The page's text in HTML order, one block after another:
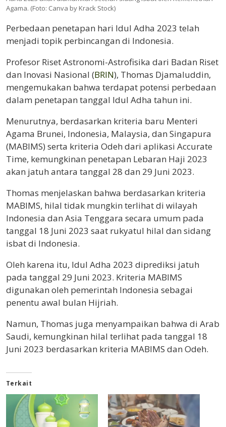
Agama. (Foto: Canva by Krack Stock)
Perbedaan penetapan hari Idul Adha 2023 telah
menjadi topik perbincangan di Indonesia.
Profesor Riset Astronomi-Astrofisika dari Badan Riset
dan Inovasi Nasional (BRIN), Thomas Djamaluddin,
mengemukakan bahwa terdapat potensi perbedaan
dalam penetapan tanggal Idul Adha tahun ini.
Menurutnya, berdasarkan kriteria baru Menteri
Agama Brunei, Indonesia, Malaysia, dan Singapura
(MABIMS) serta kriteria Odeh dari aplikasi Accurate
Time, kemungkinan penetapan Lebaran Haji 2023
akan jatuh antara tanggal 28 dan 29 Juni 2023.
Thomas menjelaskan bahwa berdasarkan kriteria
MABIMS, hilal tidak mungkin terlihat di wilayah
Indonesia dan Asia Tenggara secara umum pada
tanggal 18 Juni 2023 saat rukyatul hilal dan sidang
isbat di Indonesia.
Oleh karena itu, Idul Adha 2023 diprediksi jatuh
pada tanggal 29 Juni 2023. Kriteria MABIMS
digunakan oleh pemerintah Indonesia sebagai
penentu awal bulan Hijriah.
Namun, Thomas juga menyampaikan bahwa di Arab
Saudi, kemungkinan hilal terlihat pada tanggal 18
Juni 2023 berdasarkan kriteria MABIMS dan Odeh.
Terkait